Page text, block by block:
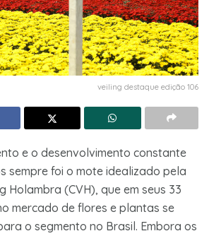
veiling destaque edição 106
e o desenvolvimento constante
sempre foi o mote idealizado pela
Holambra (CVH), que em seus 33
mercado de flores e plantas se
o segmento no Brasil. Embora os